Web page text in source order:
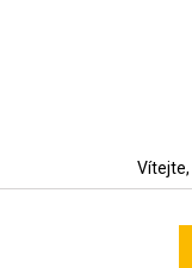
Vítejte,